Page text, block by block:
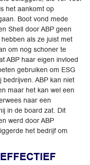
het aankomt op
Boot vond mede
Shell door ABP geen
als ze juist met
om nog schoner te
ABP haar eigen invloed
gebruiken om ESG
ABP kan niet
maar het kan wel een
naar een
in de board zat. Dit
werd door ABP
het bedrijf om